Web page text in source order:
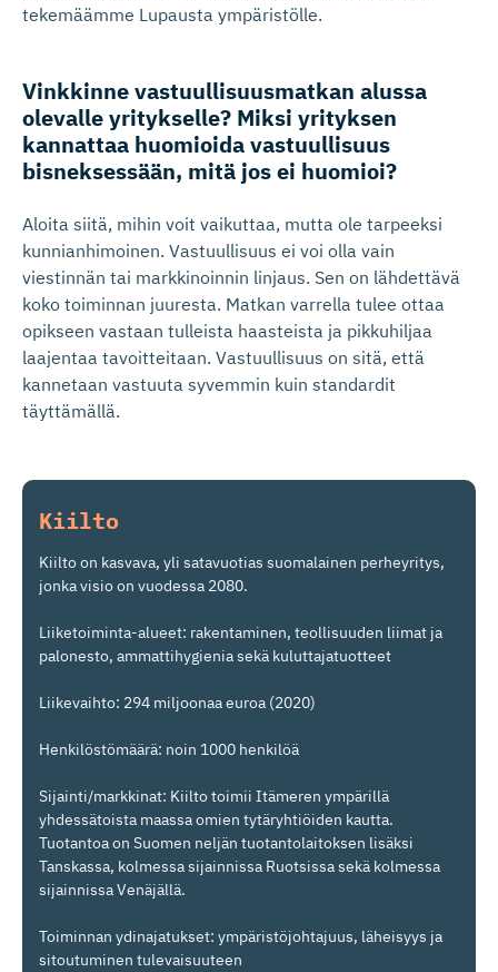
tekemäämme Lupausta ympäristölle.
Vinkkinne vastuulli­suus­matkan alussa
olevalle yritykselle? Miksi yrityksen
kannattaa huomioida vastuullisuus
bisneksessään, mitä jos ei huomioi?
Aloita siitä, mihin voit vaikuttaa, mutta ole tarpeeksi
kunnianhimoinen. Vastuullisuus ei voi olla vain
viestinnän tai markkinoinnin linjaus. Sen on lähdettävä
koko toiminnan juuresta. Matkan varrella tulee ottaa
opikseen vastaan tulleista haasteista ja pikkuhiljaa
laajentaa tavoitteitaan. Vastuullisuus on sitä, että
kannetaan vastuuta syvemmin kuin standardit
täyttämällä.
Kiilto
Kiilto on kasvava, yli satavuotias suomalainen perheyritys,
jonka visio on vuodessa 2080.
Liiketoiminta-alueet: rakentaminen, teollisuuden liimat ja
palonesto, ammattihygienia sekä kuluttajatuotteet
Liikevaihto: 294 miljoonaa euroa (2020)
Henkilöstömäärä: noin 1000 henkilöä
Sijainti/markkinat: Kiilto toimii Itämeren ympärillä
yhdessätoista maassa omien tytäryhtiöiden kautta.
Tuotantoa on Suomen neljän tuotantolaitoksen lisäksi
Tanskassa, kolmessa sijainnissa Ruotsissa sekä kolmessa
sijainnissa Venäjällä.
Toiminnan ydinajatukset: ympäristöjohtajuus, läheisyys ja
sitoutuminen tulevaisuuteen